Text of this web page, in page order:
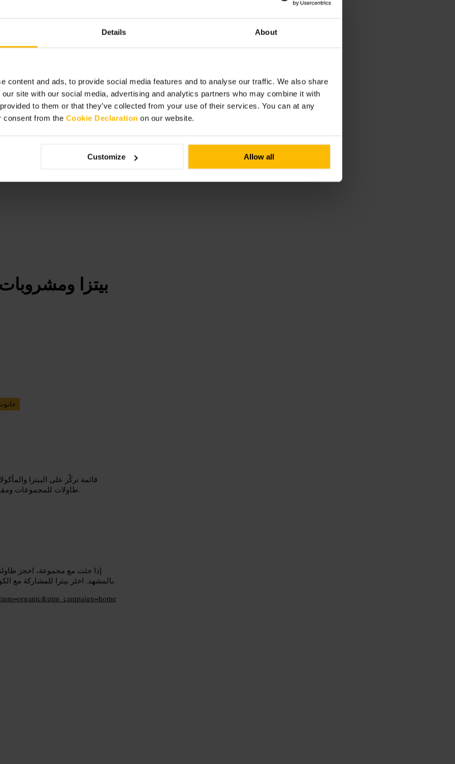
Details About
content and ads, to provide social media features and to analyse our traffic. We also share
site with our social media, advertising and analytics partners who may combine it with
to them or that they’ve collected from your use of their services. You can at any
consent from the Cookie Declaration on our website.
Customize Allow all
توجّه في نهاية الدوام للحصول
بيتزا
قائمة تركّز على البيتزا
طاولات للمجموعات ومقاعد قرب البار. الخدمة عملية ومباشرة، والديكور عصري وبدون تكلف.
إذا جئت مع مجموعة، احجز طاولة
بالمشهد. اختَر بيتزا للمشاركة مع الكوكتيل أو البيرة لتجربة متوازنة. ارتدِ ملابس مريحة، المكان غير رسمي.